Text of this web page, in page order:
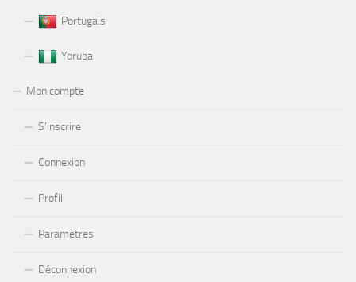
Portugais
Yoruba
Mon compte
S’inscrire
Connexion
Profil
Paramètres
Déconnexion